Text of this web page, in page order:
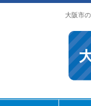
大阪市